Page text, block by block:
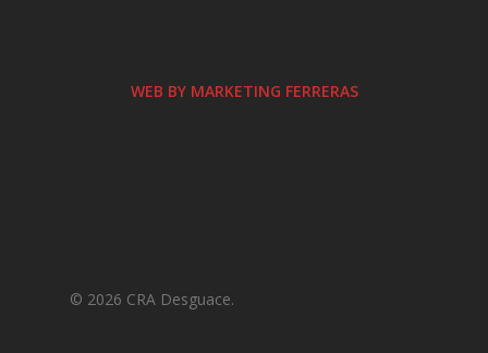
WEB BY MARKETING FERRERAS
© 2026 CRA Desguace.